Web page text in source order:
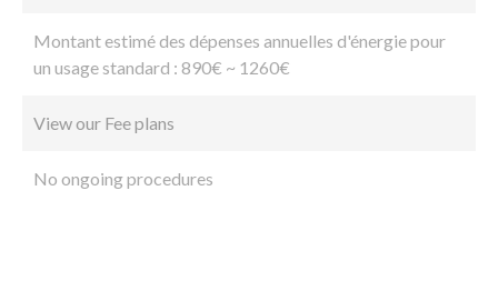
Montant estimé des dépenses annuelles d'énergie pour
un usage standard : 890€ ~ 1260€
View our Fee plans
No ongoing procedures